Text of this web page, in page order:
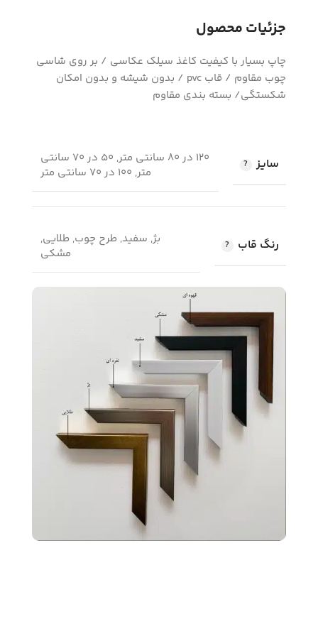
جزئیات محصول
چاپ بسیار با کیفیت کاغذ سیلک عکاسی / بر روی شاسی
چوب مقاوم / قاب pvc / بدون شیشه و بدون امکان
شکستگی/ بسته بندی مقاوم
سایز
120 در 80 سانتی متر, 50 در 70 سانتی
متر, 100 در 70 سانتی متر
رنگ قاب
بژ, سفید, طرح چوب, طلایی,
مشکی